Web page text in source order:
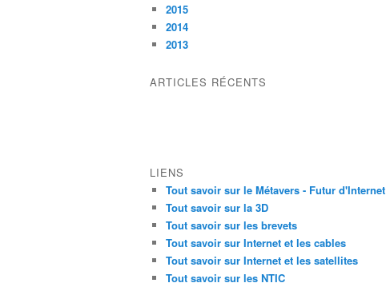
2015
2014
2013
ARTICLES RÉCENTS
LIENS
Tout savoir sur le Métavers - Futur d'Internet
Tout savoir sur la 3D
Tout savoir sur les brevets
Tout savoir sur Internet et les cables
Tout savoir sur Internet et les satellites
Tout savoir sur les NTIC